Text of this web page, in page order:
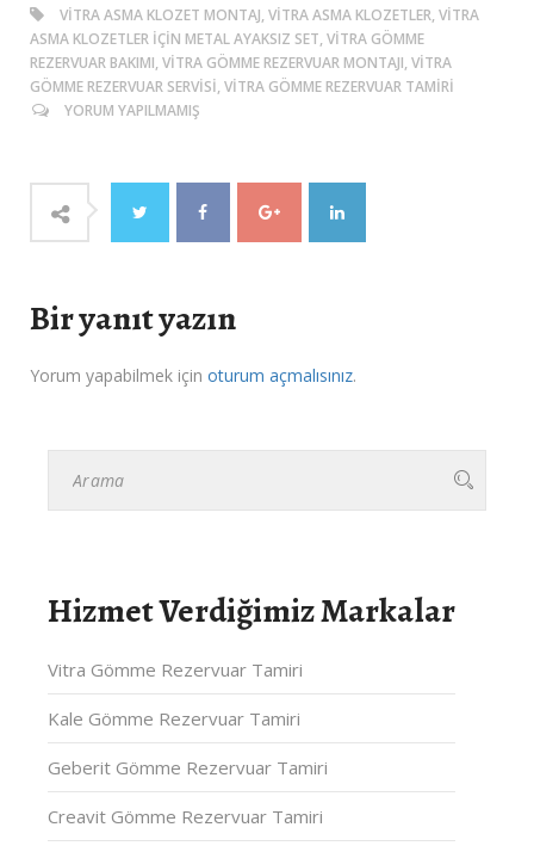
VITRA ASMA KLOZET MONTAJ, VITRA ASMA KLOZETLER, VITRA
ASMA KLOZETLER İÇIN METAL AYAKSIZ SET, VITRA GÖMME
REZERVUAR BAKIMI, VITRA GÖMME REZERVUAR MONTAJI, VITRA
GÖMME REZERVUAR SERVISI, VITRA GÖMME REZERVUAR TAMIRI
YORUM YAPILMAMIŞ
Bir yanıt yazın
Yorum yapabilmek için oturum açmalısınız.
Hizmet Verdiğimiz Markalar
Vitra Gömme Rezervuar Tamiri
Kale Gömme Rezervuar Tamiri
Geberit Gömme Rezervuar Tamiri
Creavit Gömme Rezervuar Tamiri